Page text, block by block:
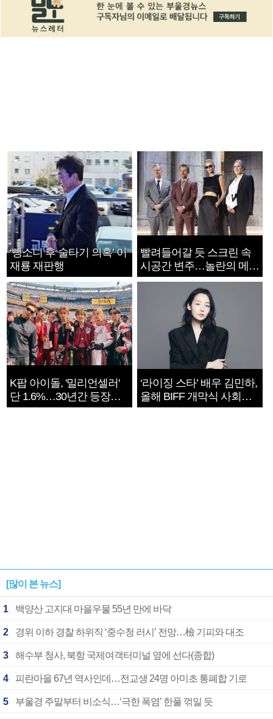
‘뺑소니 후 술타기 의혹’ 이
재룡 재판행
빨려들어갈 듯 스크린 속
시공간 변주…놀란의 메시
지는 ‘전쟁 속죄’
K팝 아이돌, '밀리언셀러'
단 1.6%…30년간 등장
1182개팀 전수조사
‘라이징 스타’ 배우 김민하,
올해 BIFF 개막식 사회자
확정
[많이 본 뉴스]
1 백양산 고지대 마을우물 55년 만에 바닥
2 경위 이하 경찰 하위직 ‘중수청 러시’ 전망…檢 기피와 대조
3 해수부 청사, 북항 국제여객터미널 옆에 선다(종합)
4 피란마을 67년 역사인데…전교생 24명 아미초 통폐합 기로
5 부울경 주말부터 비소식…‘극한 폭염’ 한풀 꺾일 듯